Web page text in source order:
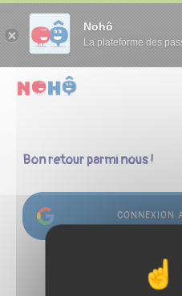
Nohô
La plateforme des
Bon retour parmi nous !
CONNEXION
Panneau de gestion des cookies